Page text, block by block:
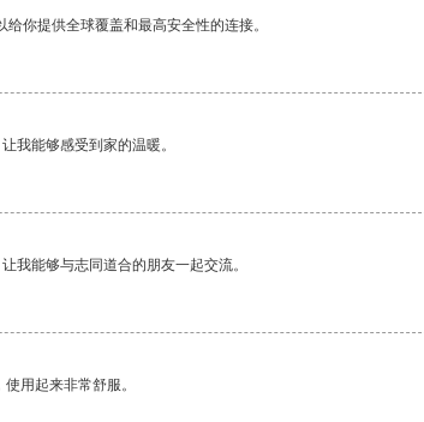
你提供全球覆盖和最高安全性的连接。
我能够感受到家的温暖。
我能够与志同道合的朋友一起交流。
用起来非常舒服。